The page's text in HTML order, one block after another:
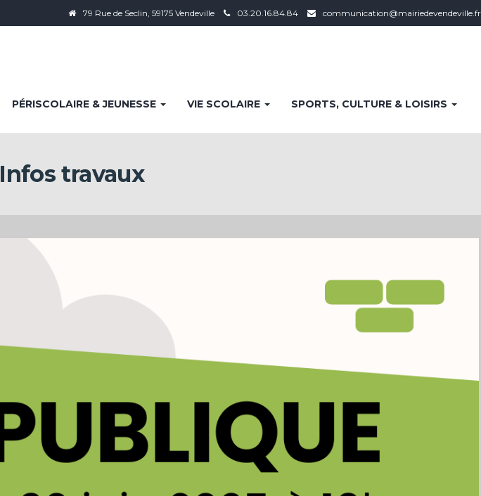
79 Rue de Seclin, 59175 Vendeville 03.20.16.84.84 communication@mairiedevendeville.fr
PÉRISCOLAIRE & JEUNESSE VIE SCOLAIRE SPORTS, CULTURE & LOISIRS
Infos travaux